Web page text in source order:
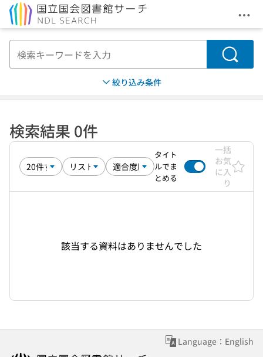
メ
検索
絞り込み条件
検索結果 0件
タイト
ルでま
とめる
一括
お気
に入
り
該当する資料はありませんでした
Language：English